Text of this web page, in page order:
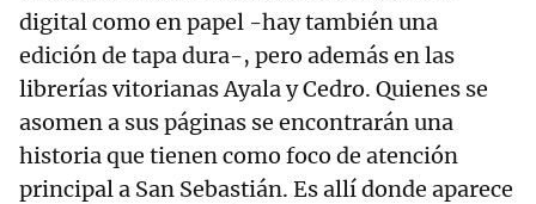
digital como en papel -hay también una
edición de tapa dura-, pero además en las
librerías vitorianas Ayala y Cedro. Quienes se
asomen a sus páginas se encontrarán una
historia que tienen como foco de atención
principal a San Sebastián. Es allí donde aparece